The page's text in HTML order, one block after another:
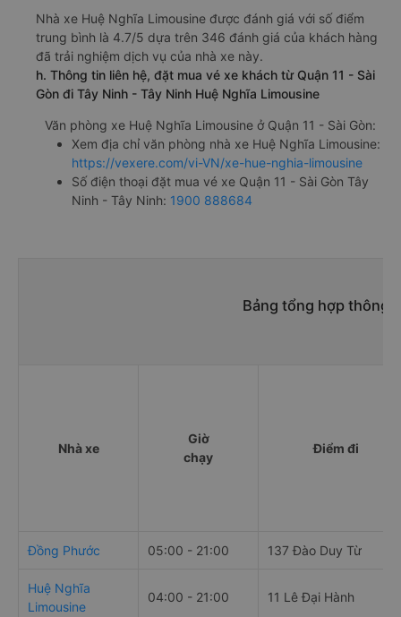
Nhà xe Huệ Nghĩa Limousine được đánh giá với số điểm
trung bình là 4.7/5 dựa trên 346 đánh giá của khách hàng
đã trải nghiệm dịch vụ của nhà xe này.
h. Thông tin liên hệ, đặt mua vé xe khách từ Quận 11 - Sài
Gòn đi Tây Ninh - Tây Ninh Huệ Nghĩa Limousine
Văn phòng xe Huệ Nghĩa Limousine ở Quận 11 - Sài Gòn:
Xem địa chỉ văn phòng nhà xe Huệ Nghĩa Limousine:
https://vexere.com/vi-VN/xe-hue-nghia-limousine
Số điện thoại đặt mua vé xe Quận 11 - Sài Gòn Tây
Ninh - Tây Ninh: 1900 888684
Bảng tổng hợp thông
Nhà xe
Giờ
chạy
Điểm đi
Đồng Phước 05:00 - 21:00 137 Đào Duy Từ
Huệ Nghĩa
Limousine
04:00 - 21:00 11 Lê Đại Hành